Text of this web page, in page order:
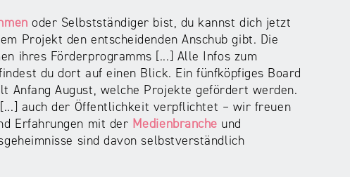
oder Selbstständiger bist, du kannst dich jetzt
Projekt den entscheidenden Anschub gibt. Die
ihres Förderprogramms [...] Alle Infos zum
du dort auf einen Blick. Ein fünfköpfiges Board
Anfang August, welche Projekte gefördert werden.
auch der Öffentlichkeit verpflichtet – wir freuen
Erfahrungen mit der Medienbranche und
sind davon selbstverständlich